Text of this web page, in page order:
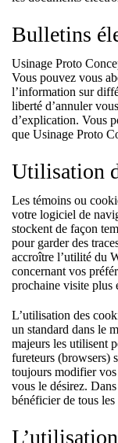
Bulletins
Usinage Proto
Vous pouvez vous
l’information sur
liberté d’annuler
d’explication. Vous
que Usinage Proto
Utilisation
Les témoins ou
votre logiciel de
stockent de façon
pour garder des
accroître l’utilité du
concernant vos
prochaine visite plus
L’utilisation des
un standard dans le
majeurs les utilisent
fureteurs (browsers)
toujours modifier vos
vous le désirez.
bénéficier de tous les